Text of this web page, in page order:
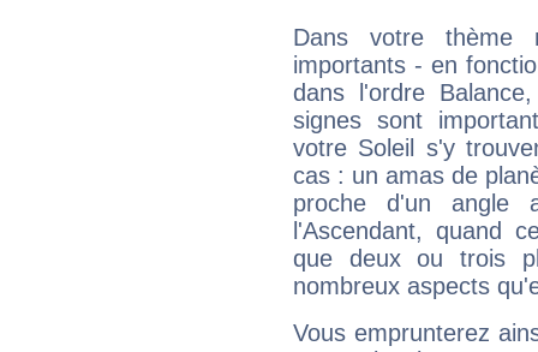
Dans votre thème
importants - en
dans l'ordre
signes sont
votre Soleil s'y
cas : un amas de
proche d'un
l'Ascendant, quand
que deux ou trois
nombreux aspects
Vous emprunterez